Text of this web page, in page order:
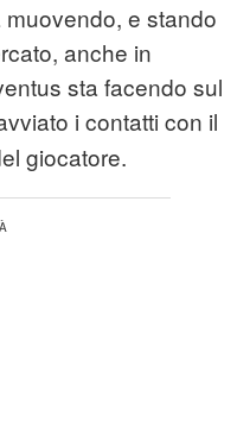
e stando
anche in
sta facendo sul
i contatti con il
giocatore.